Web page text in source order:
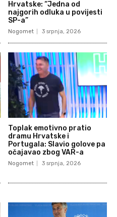
Hrvatske: “Jedna od
najgorih odluka u povijesti
SP-a”
Nogomet 3 srpnja, 2026
Toplak emotivno pratio
dramu Hrvatske i
Portugala: Slavio golove pa
očajavao zbog VAR-a
Nogomet 3 srpnja, 2026